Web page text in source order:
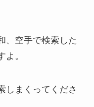
、空手で検索した
。
しまくってくださ